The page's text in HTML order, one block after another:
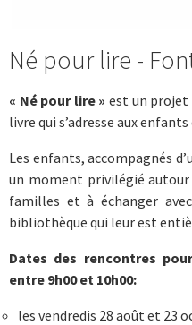
Né pour lire -
« Né pour lire » est un projet
livre qui s’adresse aux
Les enfants, accompagnés
un moment privilégié autour
familles et à échanger
bibliothèque qui leur est
Dates des rencontres
entre 9h00 et 10h00:
les vendredis 28 août et 23